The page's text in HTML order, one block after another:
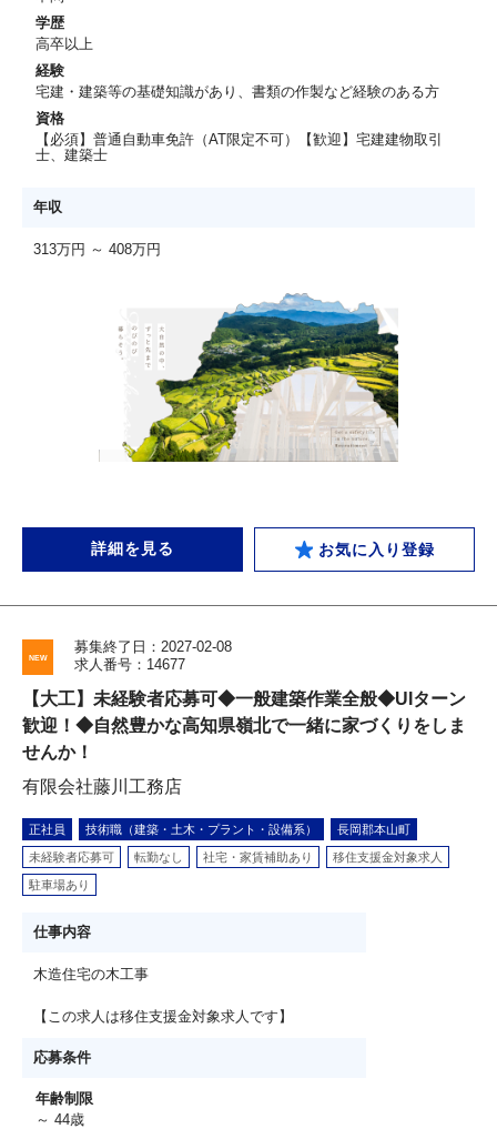
学歴
高卒以上
経験
宅建・建築等の基礎知識があり、書類の作製など経験のある方
資格
【必須】普通自動車免許（AT限定不可）【歓迎】宅建建物取引
士、建築士
年収
313万円 ～ 408万円
詳細を見る お気に入り登録
募集終了日：2027-02-08
求人番号：14677
【大工】未経験者応募可◆一般建築作業全般◆UIターン
歓迎！◆自然豊かな高知県嶺北で一緒に家づくりをしま
せんか！
有限会社藤川工務店
正社員 技術職（建築・土木・プラント・設備系） 長岡郡本山町
未経験者応募可 転勤なし 社宅・家賃補助あり 移住支援金対象求人
駐車場あり
仕事内容
木造住宅の木工事
【この求人は移住支援金対象求人です】
応募条件
年齢制限
～ 44歳